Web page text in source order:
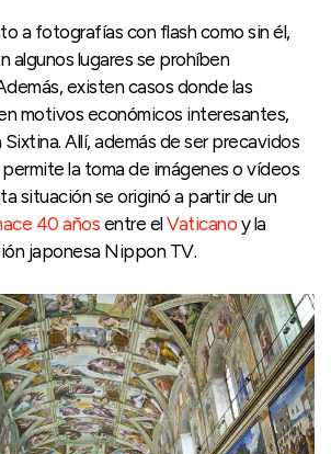
a fotografías con flash como sin él,
algunos lugares se prohíben
existen casos donde las
motivos económicos interesantes,
Allí, además de ser precavidos
la toma de imágenes o vídeos
situación se originó a partir de un
40 años entre elVaticano y la
japonesa Nippon TV.